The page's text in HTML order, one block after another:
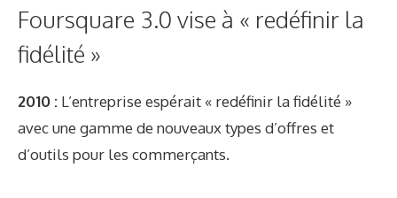
Foursquare 3.0 vise à « redéfinir la
fidélité »
2010 : L’entreprise espérait « redéfinir la fidélité »
avec une gamme de nouveaux types d’offres et
d’outils pour les commerçants.